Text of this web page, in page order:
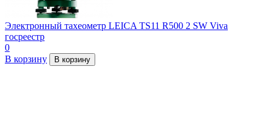
Электронный тахеометр LEICA TS11 R500 2 SW Viva
госреестр
0
В корзину
В корзину